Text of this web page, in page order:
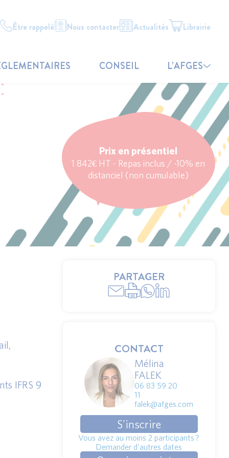
Être rappelé Nous contacter Actualités Librairie
CONSEIL L’AFGES
Prix en présentiel
1 842€ HT - Repas inclus / -10% en
distanciel (non cumulable)
IFRS 9
PARTAGER
CONTACT
Mélina
FALEK
06 83 59 20
11
falek@afges.com
S'inscrire
Vous avez au moins 2 participants ?
Demander d'autres dates